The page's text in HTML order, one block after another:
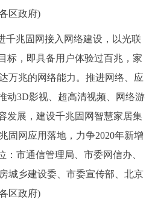
区政府)
兆固网接入网络建设，以光联
标，即具备用户体验过百兆，家
万兆的网络能力。推进网络、应
动3D影视、超高清视频、网络游
发展，建设千兆固网智慧家居集
固网应用落地，力争2020年新增
：市通信管理局、市委网信办、
城乡建设委、市委宣传部、北京
区政府)